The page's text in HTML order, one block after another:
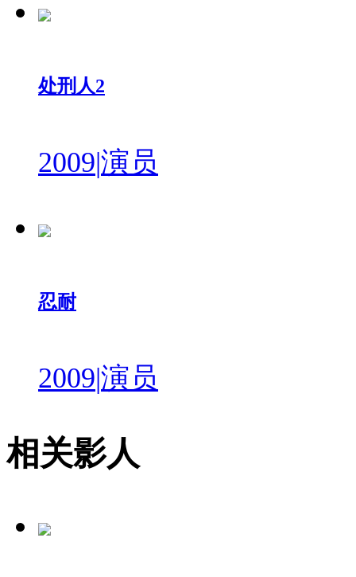
处刑人2
2009|演员
忍耐
2009|演员
相关影人